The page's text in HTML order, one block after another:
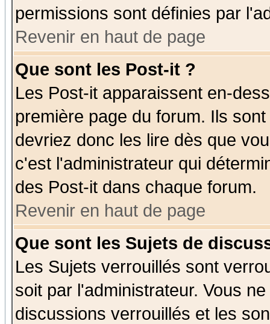
permissions sont définies par
Revenir en haut de page
Que sont les Post-it ?
Les Post-it apparaissent en-
première page du forum. Ils
devriez donc les lire dès que
c'est l'administrateur qui
des Post-it dans chaque forum.
Revenir en haut de page
Que sont les Sujets de
Les Sujets verrouillés sont
soit par l'administrateur. Vous
discussions verrouillés et les